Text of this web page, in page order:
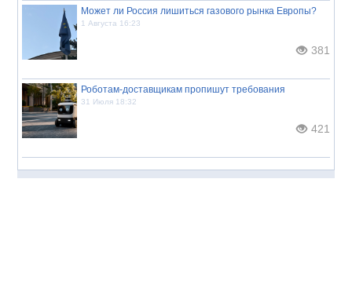
Может ли Россия лишиться газового рынка Европы?
1 Августа 16:23
381
Роботам-доставщикам пропишут требования
31 Июля 18:32
421